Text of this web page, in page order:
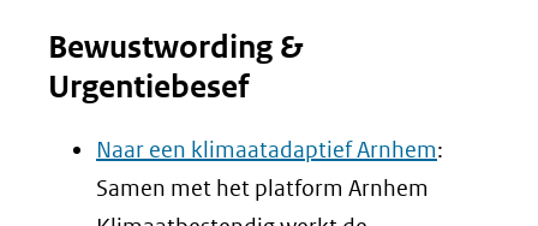
Bewustwording &
Urgentiebesef
Naar een klimaatadaptief Arnhem:
Samen met het platform Arnhem